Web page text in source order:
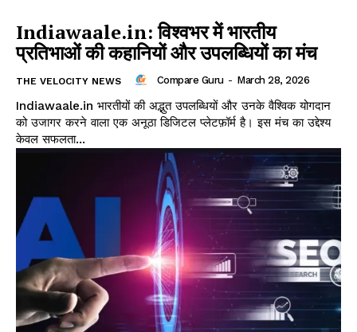
Indiawaale.in: विश्वभर में भारतीय
प्रतिभाओं की कहानियों और उपलब्धियों का मंच
THE VELOCITY NEWS Compare Guru - March 28, 2026
Indiawaale.in भारतीयों की अद्भुत उपलब्धियों और उनके वैश्विक योगदान
को उजागर करने वाला एक अनूठा डिजिटल प्लेटफ़ॉर्म है। इस मंच का उद्देश्य
केवल सफलता...